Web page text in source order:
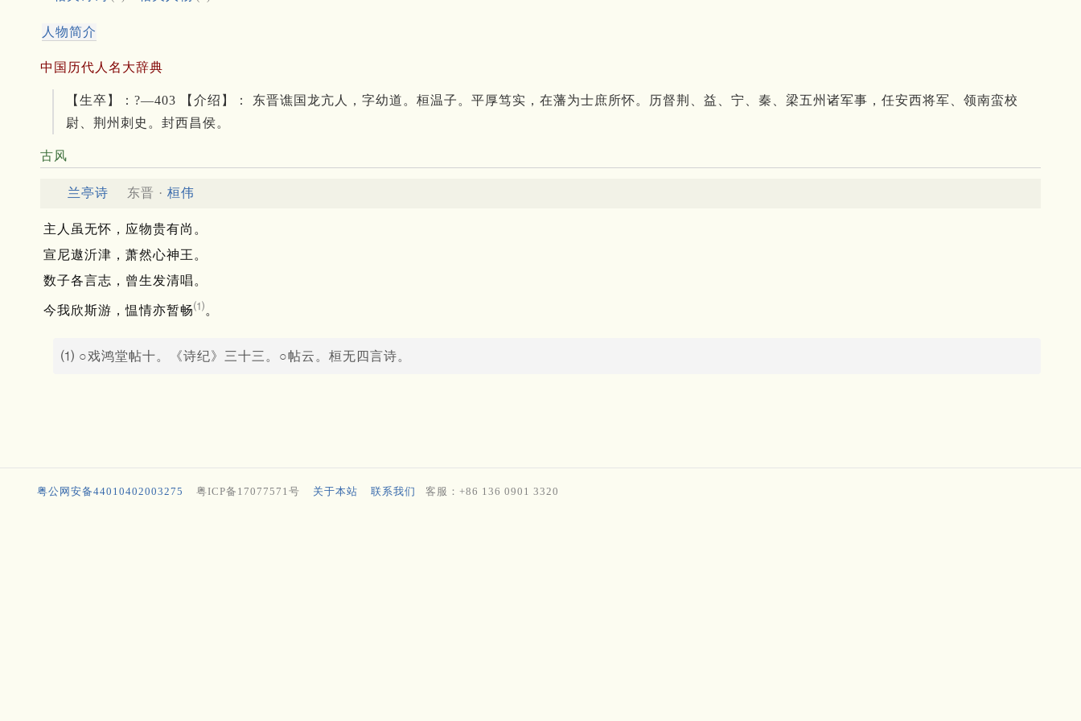
人物简介
中国历代人名大辞典
【生卒】：?—403 【介绍】： 东晋谯国龙亢人，字幼道。桓温子。平厚笃实，在藩为士庶所怀。历督荆、益、宁、秦、梁五州诸军事，任安西将军、领南蛮校
尉、荆州刺史。封西昌侯。
古风
兰亭诗 东晋 · 桓伟
主人虽无怀，应物贵有尚。
宣尼遨沂津，萧然心神王。
数子各言志，曾生发清唱。
今我欣斯游，愠情亦暂畅⑴。
⑴ ○戏鸿堂帖十。《诗纪》三十三。○帖云。桓无四言诗。
粤公网安备44010402003275 粤ICP备17077571号 关于本站 联系我们 客服：+86 136 0901 3320